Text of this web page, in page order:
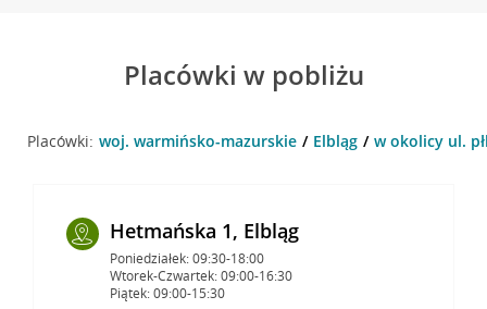
Placówki w pobliżu
Placówki: woj. warmińsko-mazurskie Elbląg w okolicy ul.
Hetmańska 1, Elbląg
Poniedziałek: 09:30-18:00
Wtorek-Czwartek: 09:00-16:30
Piątek: 09:00-15:30